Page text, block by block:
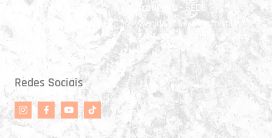
Atendimento
(11) 99520-5799
Academia - SEDE
Avenida dos Autonomistas
3217 , sala 3 - Centro - Osasco -
SP
Redes Sociais